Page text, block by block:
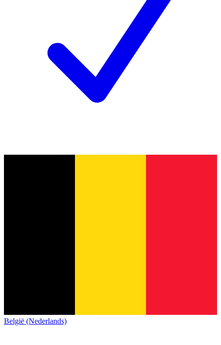
België (Nederlands)